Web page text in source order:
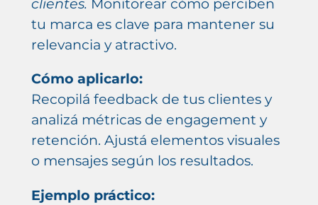
clientes. Monitorear cómo perciben
tu marca es clave para mantener su
relevancia y atractivo.
Cómo aplicarlo:
Recopilá feedback de tus clientes y
analizá métricas de engagement y
retención. Ajustá elementos visuales
o mensajes según los resultados.
Ejemplo práctico: